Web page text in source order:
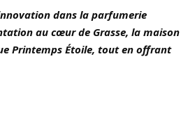
dans la parfumerie
au cœur de Grasse, la maison
Printemps Étoile, tout en offrant